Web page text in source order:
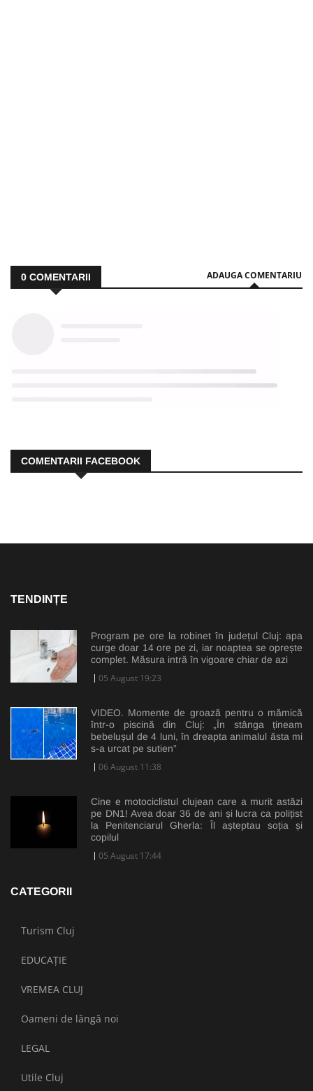
0 COMENTARII ADAUGA COMENTARIU
COMENTARII FACEBOOK
TENDINȚE
Program pe ore la robinet în județul Cluj: apa
curge doar 14 ore pe zi, iar noaptea se oprește
complet. Măsura intră în vigoare chiar de azi
05 August 19:23
VIDEO. Momente de groază pentru o mămică
într-o piscină din Cluj: „În stânga țineam
bebelușul de 4 luni, în dreapta animalul ăsta mi
s-a urcat pe sutien”
06 August 11:38
Cine e motociclistul clujean care a murit astăzi
pe DN1! Avea doar 36 de ani și lucra ca polițist
la Penitenciarul Gherla: Îl așteptau soția și
copilul
05 August 17:44
CATEGORII
Turism Cluj
EDUCAȚIE
VREMEA CLUJ
Oameni de lângă noi
LEGAL
Utile Cluj